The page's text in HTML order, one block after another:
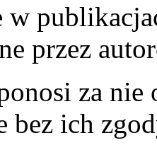
w
przez
za
bez ich